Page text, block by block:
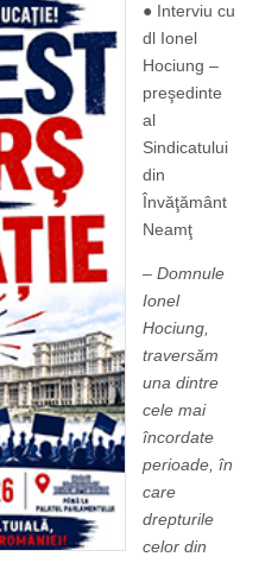
● Interviu cu
dl Ionel
Hociung –
preşedinte
al
Sindicatului
din
Învăţământ
Neamţ
– Domnule
Ionel
Hociung,
traversăm
una dintre
cele mai
încordate
perioade, în
care
drepturile
celor din